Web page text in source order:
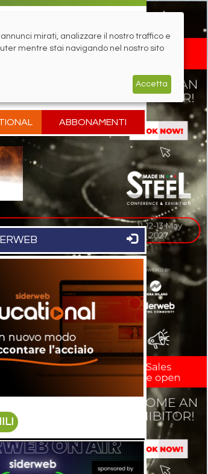
ABBONAMENTI
mirati, analizzare il nostro traffico e
mentre stai navigando nel nostro sito
Accetta